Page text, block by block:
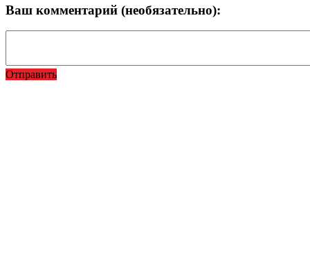
Ваш комментарий (необязательно):
Отправить